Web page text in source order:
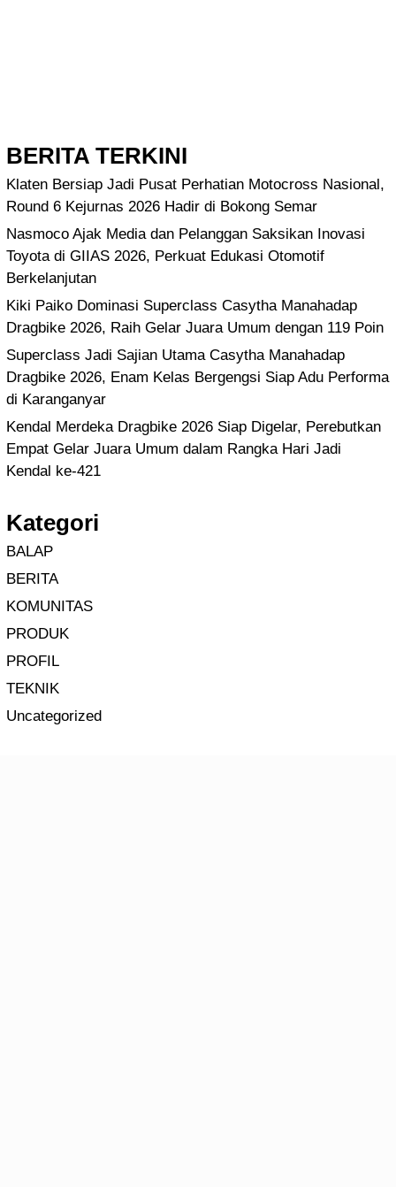
BERITA TERKINI
Klaten Bersiap Jadi Pusat Perhatian Motocross Nasional,
Round 6 Kejurnas 2026 Hadir di Bokong Semar
Nasmoco Ajak Media dan Pelanggan Saksikan Inovasi
Toyota di GIIAS 2026, Perkuat Edukasi Otomotif
Berkelanjutan
Kiki Paiko Dominasi Superclass Casytha Manahadap
Dragbike 2026, Raih Gelar Juara Umum dengan 119 Poin
Superclass Jadi Sajian Utama Casytha Manahadap
Dragbike 2026, Enam Kelas Bergengsi Siap Adu Performa
di Karanganyar
Kendal Merdeka Dragbike 2026 Siap Digelar, Perebutkan
Empat Gelar Juara Umum dalam Rangka Hari Jadi
Kendal ke-421
Kategori
BALAP
BERITA
KOMUNITAS
PRODUK
PROFIL
TEKNIK
Uncategorized